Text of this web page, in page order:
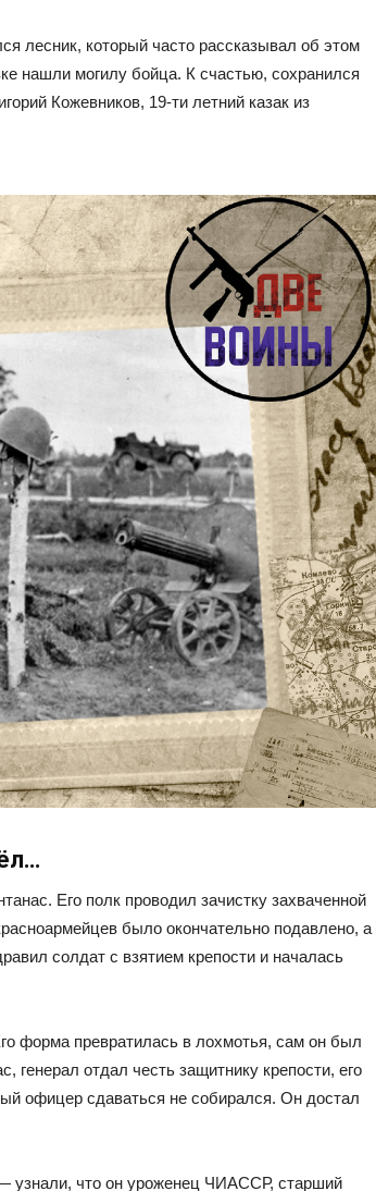
лесник, который часто рассказывал об этом
нашли могилу бойца. К счастью, сохранился
Кожевников, 19-ти летний казак из
Его полк проводил зачистку захваченной
было окончательно подавлено, а
солдат с взятием крепости и началась
форма превратилась в лохмотья, сам он был
генерал отдал честь защитнику крепости, его
офицер сдаваться не собирался. Он достал
узнали, что он уроженец ЧИАССР, старший